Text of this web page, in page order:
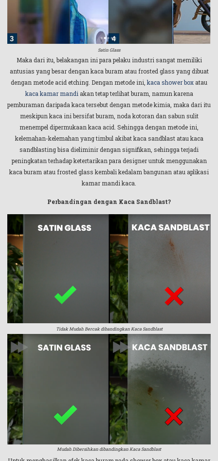
Satin Glass
Maka dari itu, belakangan ini para pelaku industri sangat memiliki
antusias yang besar dengan kaca buram atau frosted glass yang dibuat
dengan metode acid etching. Dengan metode ini, kaca shower box atau
kaca kamar mandi akan tetap terlihat buram, namun karena
pemburaman daripada kaca tersebut dengan metode kimia, maka dari itu
meskipun kaca ini bersifat buram, noda kotoran dan sabun sulit
menempel dipermukaan kaca acid. Sehingga dengan metode ini,
kelemahan-kelemahan yang timbul akibat kaca sandblast atau kaca
sandblasting bisa dieliminir dengan signifikan, sehingga terjadi
peningkatan terhadap ketertarikan para designer untuk menggunakan
kaca buram atau frosted glass kembali kedalam bangunan atau aplikasi
kamar mandi kaca.
Perbandingan dengan Kaca Sandblast?
Tidak Mudah Bercak dibandingkan Kaca Sandblast
Mudah Dibersihkan dibandingkan Kaca Sandblast